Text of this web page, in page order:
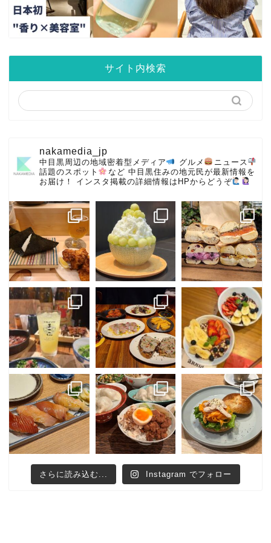
サイト内検索
nakamedia_jp
中目黒周辺の地域密着型メディア グルメ
ニュース
話題のスポット
など 中目黒住みの地元民が最新情報を
お届け！
インスタ掲載の詳細情報はHPからどうぞ
さらに読み込む... Instagram でフォロー